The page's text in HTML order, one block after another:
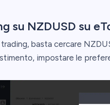
su NZDUSD su
basta cercare
impostare le